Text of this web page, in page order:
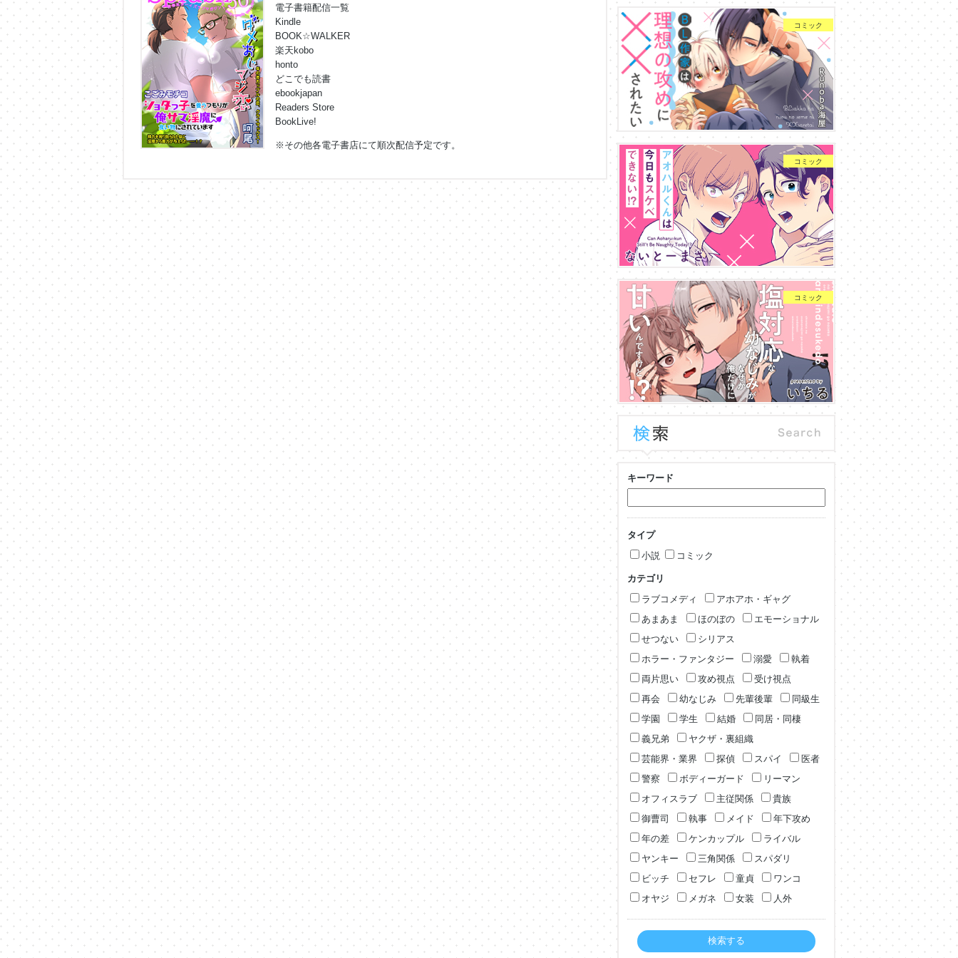
電子書籍配信一覧
Kindle
BOOK☆WALKER
楽天kobo
honto
どこでも読書
ebookjapan
Readers Store
BookLive!
※その他各電子書店にて順次配信予定です。
コミック
コミック
コミック
キーワード
タイプ
小説
コミック
カテゴリ
ラブコメディ
アホアホ・ギャグ
あまあま
ほのぼの
エモーショナル
せつない
シリアス
ホラー・ファンタジー
溺愛
執着
両片思い
攻め視点
受け視点
再会
幼なじみ 先輩後輩
同級生
学園
学生 結婚
同居・同棲
義兄弟
ヤクザ・裏組織
芸能界・業界
探偵 スパイ
医者
警察
ボディーガード
リーマン
オフィスラブ
主従関係
貴族
御曹司
執事 メイド
年下攻め
年の差
ケンカップル
ライバル
ヤンキー
三角関係
スパダリ
ビッチ
セフレ 童貞
ワンコ
オヤジ
メガネ 女装 人外
検索する